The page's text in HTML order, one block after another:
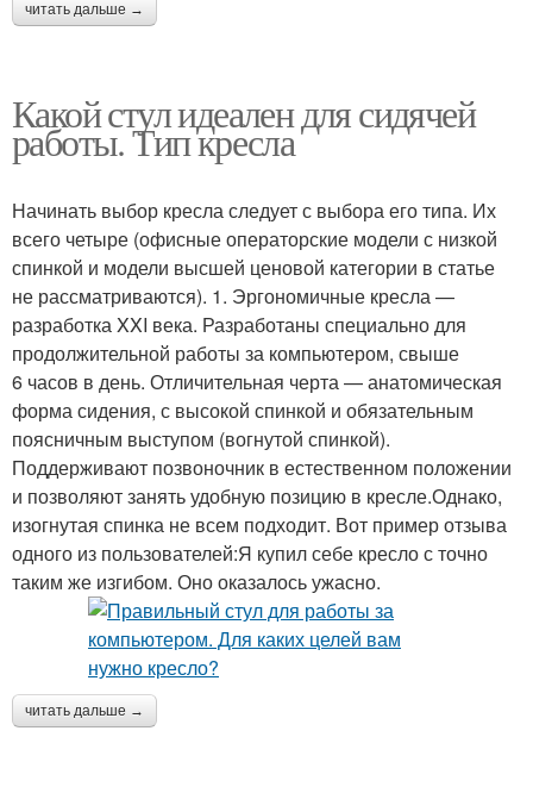
читать дальше →
Какой стул идеален для сидячей
работы. Тип кресла
Начинать выбор кресла следует с выбора его типа. Их
всего четыре (офисные операторские модели с низкой
спинкой и модели высшей ценовой категории в статье
не рассматриваются). 1. Эргономичные кресла —
разработка XXI века. Разработаны специально для
продолжительной работы за компьютером, свыше
6 часов в день. Отличительная черта — анатомическая
форма сидения, с высокой спинкой и обязательным
поясничным выступом (вогнутой спинкой).
Поддерживают позвоночник в естественном положении
и позволяют занять удобную позицию в кресле.Однако,
изогнутая спинка не всем подходит. Вот пример отзыва
одного из пользователей:Я купил себе кресло с точно
таким же изгибом. Оно оказалось ужасно.
читать дальше →